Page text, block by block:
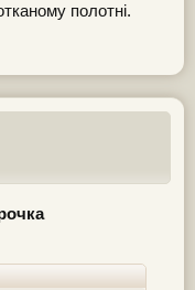
полотні.